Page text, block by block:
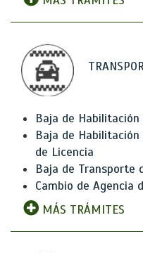
Baja de
Baja de
de Licencia
Baja de Transporte
Cambio de Agencia
MÁS TRÁMITES